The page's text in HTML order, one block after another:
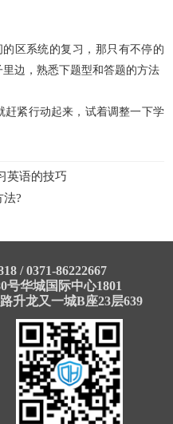
区系统的复习，那只有不停的
边，熟悉下题型和答题的方法
赶紧行动起来，试着调整一下学
英语的技巧
法?
/ 0371-86222667
号华城国际中心1801
升龙又一城B座23层639